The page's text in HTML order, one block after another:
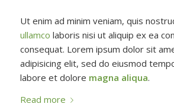
Ut enim ad minim veniam, quis
ullamco laboris nisi ut aliquip ex ea
consequat. Lorem ipsum dolor sit
adipisicing elit, sed do eiusmod
labore et dolore magna aliqua.
Read more